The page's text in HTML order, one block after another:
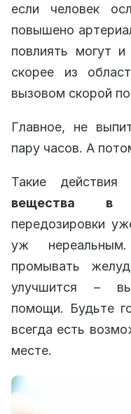
если человек
повышено
повлиять могут
скорее из
вызовом скорой
Главное, не
пару часов. А
Такие
вещества в
передозировки
уж
промывать
улучшится –
помощи. Будьте
всегда есть
месте.